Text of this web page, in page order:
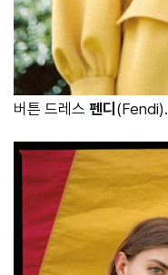
버튼 드레스 펜디 (Fendi).